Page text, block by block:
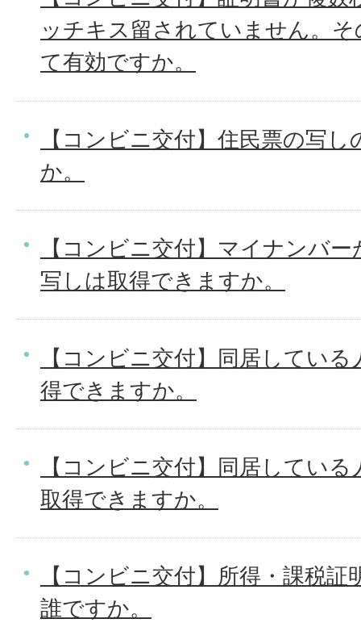
ッチキス留されていません。
て有効ですか。
【コンビニ交付】住民票の写
か。
【コンビニ交付】マイナンバ
写しは取得できますか。
【コンビニ交付】同居してい
得できますか。
【コンビニ交付】同居してい
取得できますか。
【コンビニ交付】所得・課税
誰ですか。